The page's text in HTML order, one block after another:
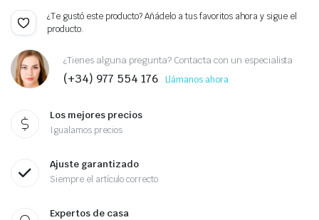
¿Te gustó este producto? Añádelo a tus favoritos ahora y sigue el
producto.
¿Tienes alguna pregunta? Contacta con un especialista
(+34) 977 554 176 Llámanos ahora
Los mejores precios
Igualamos precios
Ajuste garantizado
Siempre el artículo correcto
Expertos de casa